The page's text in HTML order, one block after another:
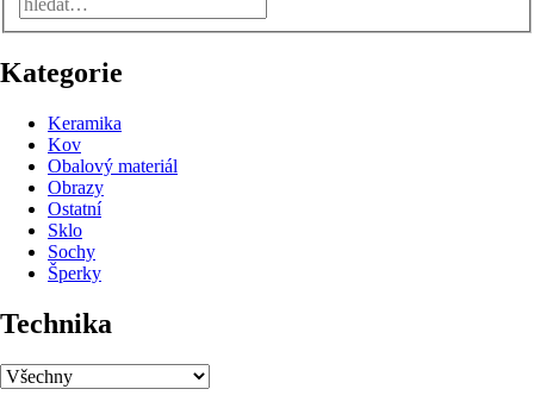
Kategorie
Keramika
Kov
Obalový materiál
Obrazy
Ostatní
Sklo
Sochy
Šperky
Technika